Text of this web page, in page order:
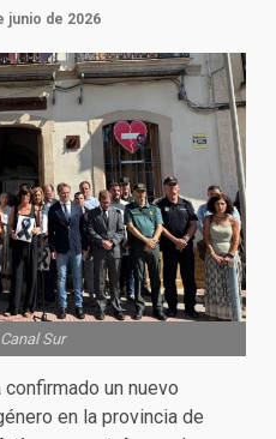
junio de 2026
Sur
un nuevo
en la provincia de